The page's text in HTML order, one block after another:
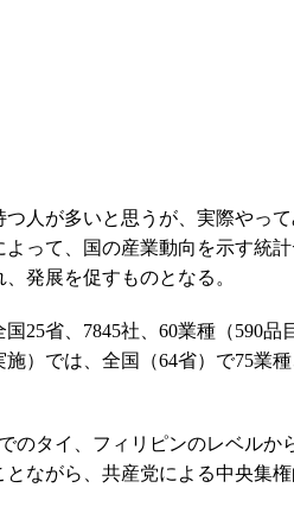
人が多いと思うが、実際やっ
って、国の産業動向を示す統
発展を促すものとなる。
25省、7845社、60業種（590品
）では、全国（64省）で75業
のタイ、フィリピンのレベルか
ながら、共産党による中央集